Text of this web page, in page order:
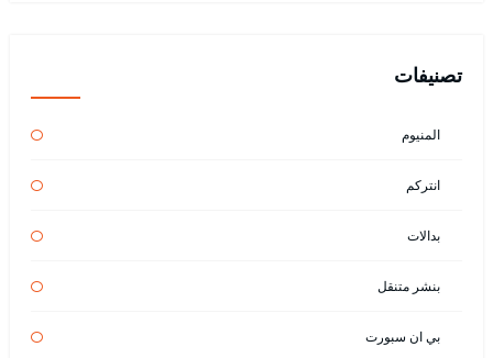
تصنيفات
المنيوم
انتركم
بدالات
بنشر متنقل
بي ان سبورت